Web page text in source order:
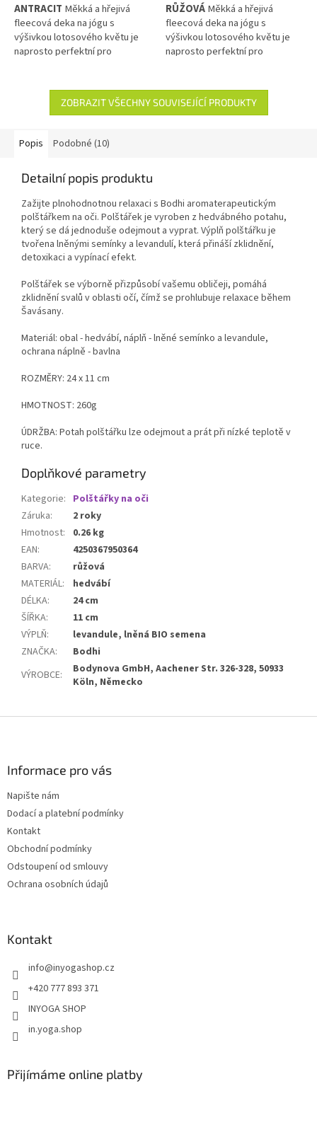
ANTRACIT Měkká a hřejivá
fleecová deka na jógu s
výšivkou lotosového květuje
naprosto perfektní pro
můžete ji srolovat a začlenit do
své jógové praxe jako pomůcku.
RŮŽOVÁMěkká a hřejivá
fleecová deka na jógu s
výšivkou lotosového květuje
naprosto perfektní pro
můžete ji srolovat a začlenit do
své jógové praxe jako pomůcku.
ZOBRAZIT VŠECHNY SOUVISEJÍCÍ PRODUKTY
Popis Podobné (10)
Detailní popis produktu
Zažijte plnohodnotnou relaxaci s Bodhi aromaterapeutickým
polštářkem na oči. Polštářek je vyroben z hedvábného potahu,
který se dá jednoduše odejmout a vyprat. Výplň polštářku je
tvořena lněnými semínky a levandulí, která přináší zklidnění,
detoxikaci a vypínací efekt.
Polštářek se výborně přizpůsobí vašemu obličeji, pomáhá
zklidnění svalů v oblasti očí, čímž se prohlubuje relaxace během
Šavásany.
Materiál: obal - hedvábí, náplň - lněné semínko a levandule,
ochrana náplně - bavlna
ROZMĚRY: 24 x 11 cm
HMOTNOST: 260g
ÚDRŽBA: Potah polštářku lze odejmout a prát při nízké teplotě v
ruce.
Doplňkové parametry
Kategorie: Polštářky na oči
Záruka:
2 roky
Hmotnost:
0.26 kg
EAN:
4250367950364
BARVA:
růžová
MATERIÁL:
hedvábí
DÉLKA:
24 cm
ŠÍŘKA:
11 cm
VÝPLŇ:
levandule, lněná BIO semena
ZNAČKA:
Bodhi
VÝROBCE:
Bodynova GmbH, Aachener Str. 326-328, 50933
Köln, Německo
Informace pro vás
Napište nám
Dodací a platební podmínky
Kontakt
Obchodní podmínky
Odstoupení od smlouvy
Ochrana osobních údajů
Kontakt
info@inyogashop.cz
+420 777 893 371
INYOGA SHOP
in.yoga.shop
Přijímáme online platby